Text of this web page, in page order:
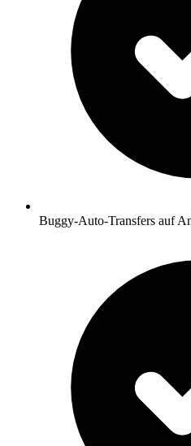
Buggy-Auto-Transfers auf